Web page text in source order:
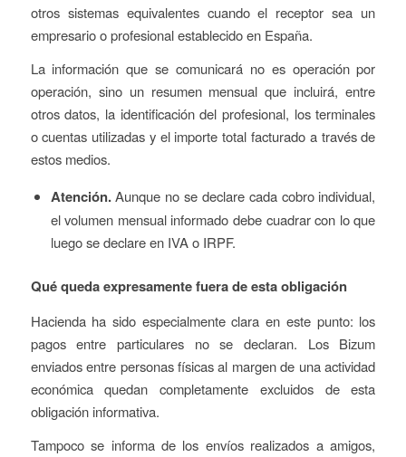
otros sistemas equivalentes cuando el receptor sea un
empresario o profesional establecido en España.
La información que se comunicará no es operación por
operación, sino un resumen mensual que incluirá, entre
otros datos, la identificación del profesional, los terminales
o cuentas utilizadas y el importe total facturado a través de
estos medios.
Atención.Aunque no se declare cada cobro individual,
el volumen mensual informado debe cuadrar con lo que
luego se declare en IVA o IRPF.
Qué queda expresamente fuera de esta obligación
Hacienda ha sido especialmente clara en este punto: los
pagos entre particulares no se declaran. Los Bizum
enviados entre personas físicas al margen de una actividad
económica quedan completamente excluidos de esta
obligación informativa.
Tampoco se informa de los envíos realizados a amigos,